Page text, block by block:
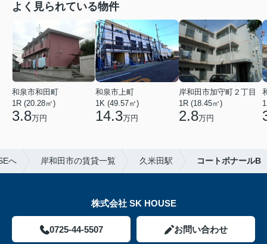
よく見られている物件
和泉市和田町
1R (20.28㎡)
3.8万円
和泉市上町
1K (49.57㎡)
14.3万円
岸和田市加守町２丁目
1R (18.45㎡)
2.8万円
へ 岸和田市の賃貸一覧 久米田駅 コートボナールB
株式会社 SK HOUSE
0725-44-5507 お問い合わせ